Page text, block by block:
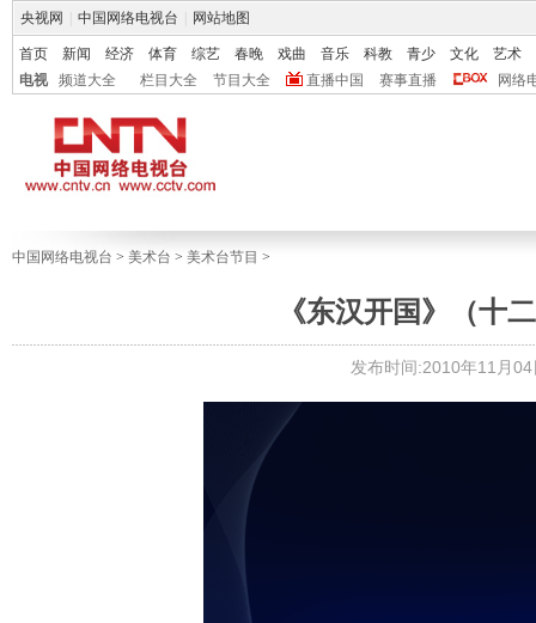
央视网 中国网络电视台 网站地图
首页 新闻 经济 体育 综艺 春晚 戏曲 音乐 科教 青少 文化
艺术
电视
频道大全 栏目大全 节目大全 直播中国 赛事直播 网络
中国网络电视台 > 美术台 > 美术台节目 >
《东汉开国》（十
发布时间:2010年11月